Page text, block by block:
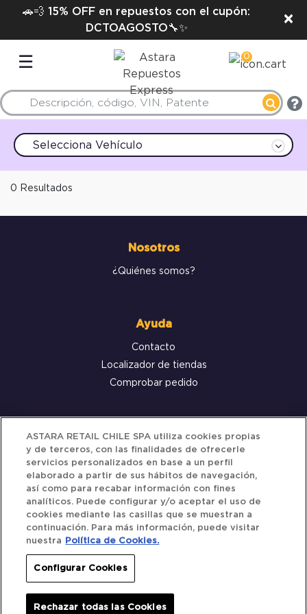
🚗💨 15% OFF en repuestos con el cupón:
DCTOAGOSTO🔧✨
×
☰ 0
Selecciona Vehículo
0 Resultados
Nosotros
¿Quiénes somos?
Ayuda
Contacto
Localizador de tiendas
Comprobar pedido
Servicio al cliente
Términos y Condiciones
Política de privacidad
Siguenos
Redes Sociales
ASTARA RETAIL CHILE SPA utiliza cookies propias
y de terceros, con las finalidades de ofrecerle
servicios personalizados en base a un perfil
elaborado a partir de sus hábitos de navegación,
así como para recabar información con fines
analíticos. Puede configurar y/o aceptar el uso de
cookies mediante las casillas que se muestran a
continuación. Para más información, puede visitar
nuestra
Política de Cookies.
Configurar Cookies
Rechazar todas las Cookies